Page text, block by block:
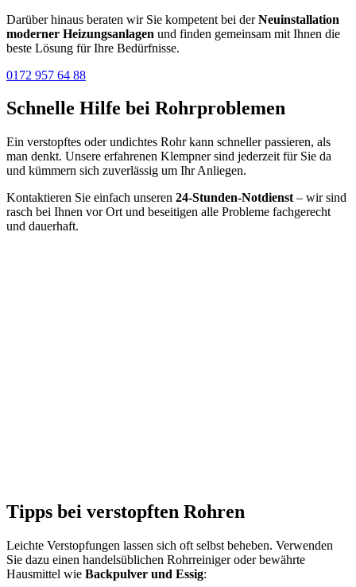
Darüber hinaus beraten wir Sie kompetent bei derNeuinstallation
moderner Heizungsanlagen und finden gemeinsam mit Ihnen die
beste Lösung für Ihre Bedürfnisse.
0172 957 64 88
Schnelle Hilfe bei Rohrproblemen
Ein verstopftes oder undichtes Rohr kann schneller passieren, als
man denkt. Unsere erfahrenen Klempner sind jederzeit für Sie da
und kümmern sich zuverlässig um Ihr Anliegen.
Kontaktieren Sie einfach unseren 24-Stunden-Notdienst – wir sind
rasch bei Ihnen vor Ort und beseitigen alle Probleme fachgerecht
und dauerhaft.
Tipps bei verstopften Rohren
Leichte Verstopfungen lassen sich oft selbst beheben. Verwenden
Sie dazu einen handelsüblichen Rohrreiniger oder bewährte
Hausmittel wie Backpulver und Essig: